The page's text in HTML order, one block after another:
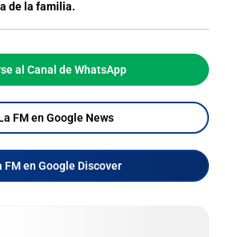
de la familia.
al Canal de WhatsApp
FM en Google News
FM en Google Discover